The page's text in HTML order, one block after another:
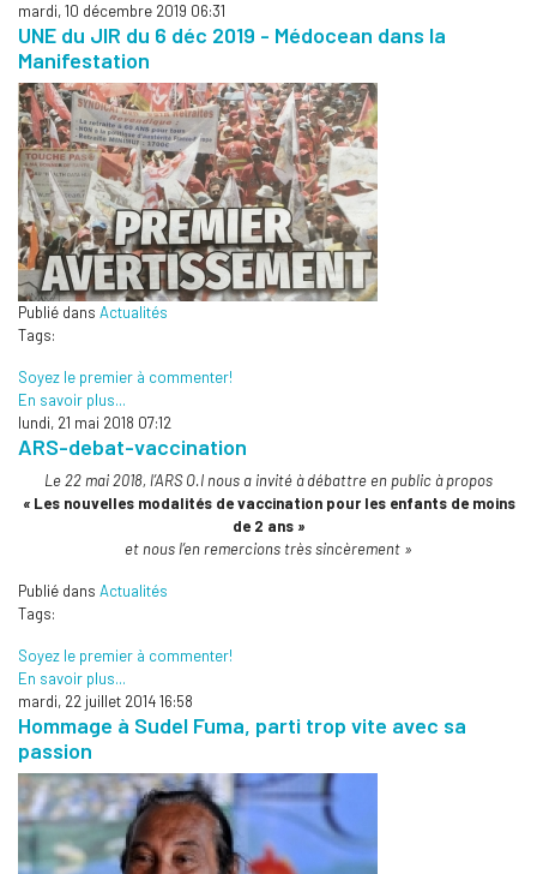
mardi, 10 décembre 2019 06:31
UNE du JIR du 6 déc 2019 - Médocean dans la
Manifestation
Publié dans Actualités
Tags:
Soyez le premier à commenter!
En savoir plus...
lundi, 21 mai 2018 07:12
ARS-debat-vaccination
Le 22 mai 2018, l’ARS O.I nous a invité à débattre en public à propos
« Les nouvelles modalités de vaccination pour les enfants de moins
de 2 ans »
et nous l’en remercions très sincèrement »
Publié dans Actualités
Tags:
Soyez le premier à commenter!
En savoir plus...
mardi, 22 juillet 2014 16:58
Hommage à Sudel Fuma, parti trop vite avec sa
passion